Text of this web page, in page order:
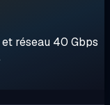
réseau 40 Gbps